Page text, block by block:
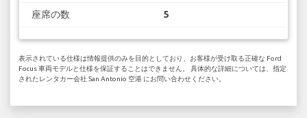
座席の数 5
表示されている仕様は情報提供のみを目的としており、お客様が受け取る正確な Ford
Focus 車両モデルと仕様を保証することはできません。 具体的な詳細については、指定
されたレンタカー会社 San Antonio 空港 にお問い合わせください。